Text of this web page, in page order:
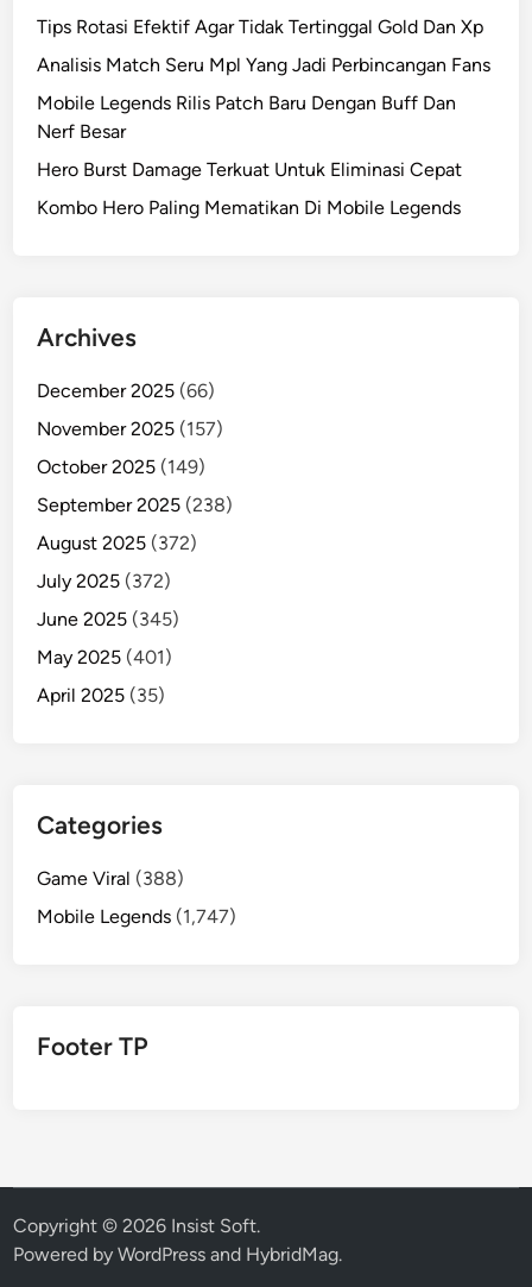
Tips Rotasi Efektif Agar Tidak Tertinggal Gold Dan Xp
Analisis Match Seru Mpl Yang Jadi Perbincangan Fans
Mobile Legends Rilis Patch Baru Dengan Buff Dan
Nerf Besar
Hero Burst Damage Terkuat Untuk Eliminasi Cepat
Kombo Hero Paling Mematikan Di Mobile Legends
Archives
December 2025 (66)
November 2025 (157)
October 2025 (149)
September 2025 (238)
August 2025 (372)
July 2025 (372)
June 2025 (345)
May 2025 (401)
April 2025 (35)
Categories
Game Viral (388)
Mobile Legends (1,747)
Footer TP
Copyright © 2026 Insist Soft.
Powered byWordPress and HybridMag.